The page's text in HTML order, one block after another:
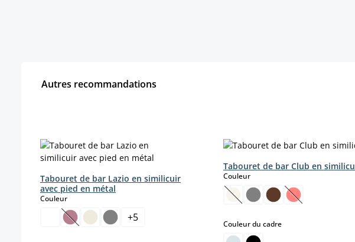
Autres recommandations
Tabouret de bar Lazio en similicuir
avec pied en métal
Couleurselect
(Cette option n'est pas disponible pour le moment.)
+5
Tabouret de bar Club en
Couleurselect
(Cette option n'est pas
(Cette option
Couleur du cadreselect